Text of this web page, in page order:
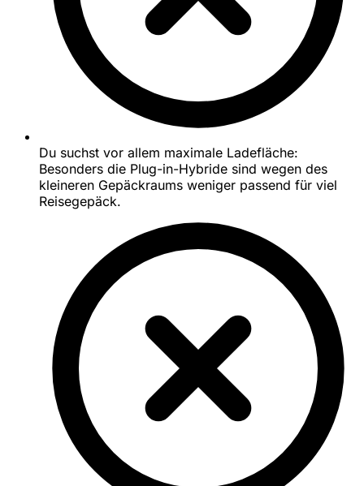
Du suchst vor allem maximale Ladefläche:
Besonders die Plug-in-Hybride sind wegen des
kleineren Gepäckraums weniger passend für viel
Reisegepäck.